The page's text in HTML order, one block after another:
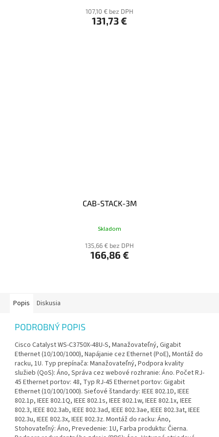
107,10 € bez DPH
131,73 €
CAB-STACK-3M
Skladom
135,66 € bez DPH
166,86 €
Popis Diskusia
PODROBNÝ POPIS
Cisco Catalyst WS-C3750X-48U-S, Manažovateľný, Gigabit
Ethernet (10/100/1000), Napájanie cez Ethernet (PoE), Montáž do
racku, 1U. Typ prepínača: Manažovateľný, Podpora kvality
služieb (QoS): Áno, Správa cez webové rozhranie: Áno. Počet RJ-
45 Ethernet portov: 48, Typ RJ-45 Ethernet portov: Gigabit
Ethernet (10/100/1000). Sieťové štandardy: IEEE 802.1D, IEEE
802.1p, IEEE 802.1Q, IEEE 802.1s, IEEE 802.1w, IEEE 802.1x, IEEE
802.3, IEEE 802.3ab, IEEE 802.3ad, IEEE 802.3ae, IEEE 802.3at, IEEE
802.3u, IEEE 802.3x, IEEE 802.3z. Montáž do racku: Áno,
Stohovateľný: Áno, Prevedenie: 1U, Farba produktu: Čierna.